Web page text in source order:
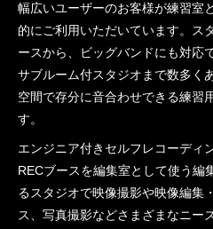
幅広いユーザーのお客様が練習室
的にご利用いただいています。ス
ースから、ビッグバンドにも対応
サブルーム付スタジオまで数多く
空間で存分に音合わせできる練習
す。
エンジニア付きセルフレコーディ
RECブースを編集室として使う編
るスタジオで映像撮影や映像編集
ス、写真撮影などさまざまなニー